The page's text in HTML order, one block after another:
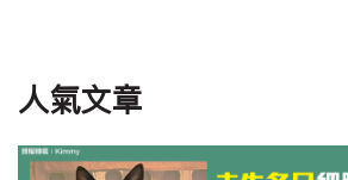
人氣文章